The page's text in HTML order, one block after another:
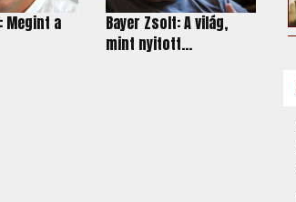
Megint a
Bayer Zsolt: A világ,
mint nyitott...